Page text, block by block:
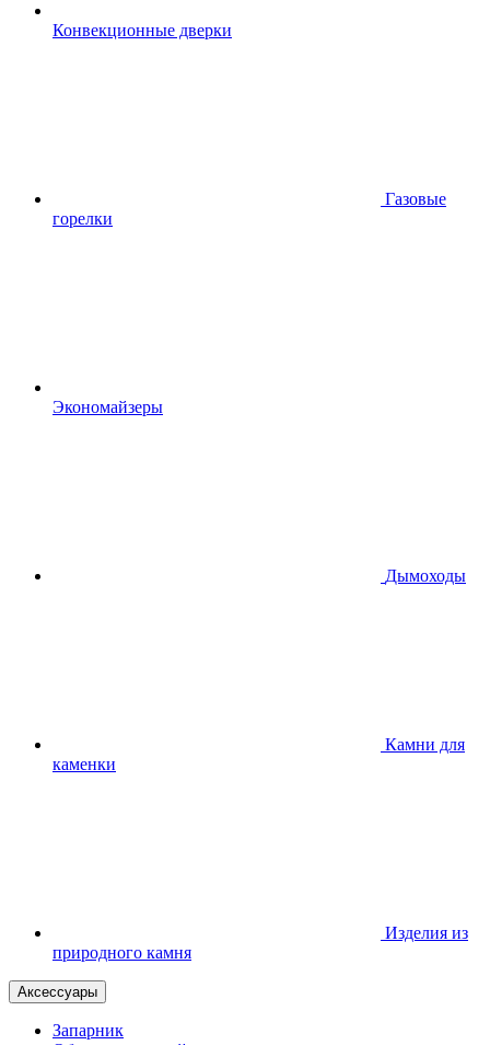
Конвекционные дверки
Газовые
горелки
Экономайзеры
Дымоходы
Камни для
каменки
Изделия из
природного камня
Аксессуары
Запарник